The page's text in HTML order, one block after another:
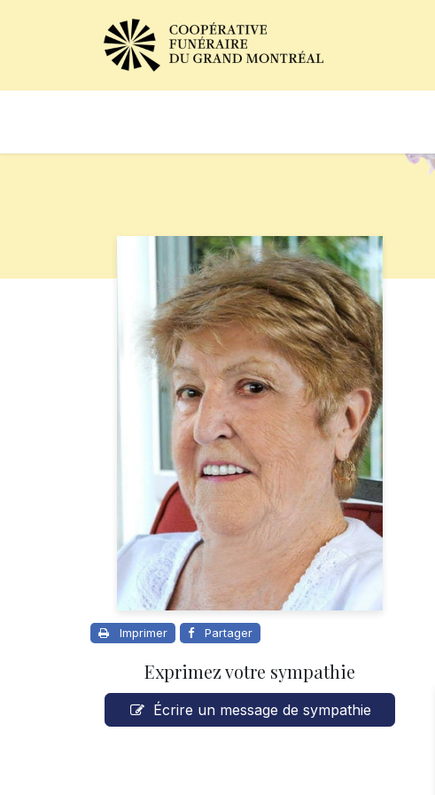
Imprimer Partager
Exprimez votre sympathie
Écrire un message de sympathie